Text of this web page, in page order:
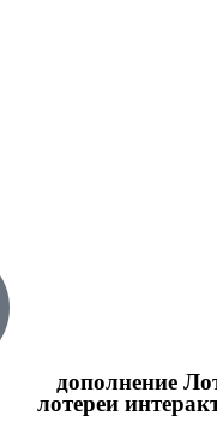
дополнение
лотереи